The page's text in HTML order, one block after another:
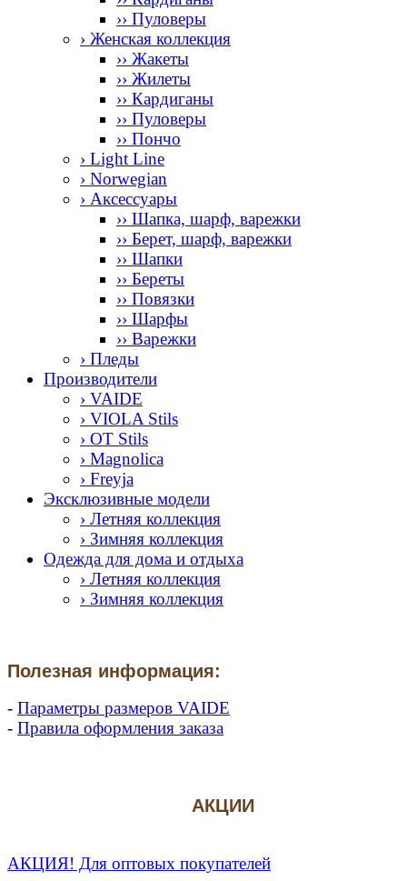
›› Пуловеры
› Женская коллекция
›› Жакеты
›› Жилеты
›› Кардиганы
›› Пуловеры
›› Пончо
› Light Line
› Norwegian
› Аксессуары
›› Шапка, шарф, варежки
›› Берет, шарф, варежки
›› Шапки
›› Береты
›› Повязки
›› Шарфы
›› Варежки
› Пледы
Производители
› VAIDE
› VIOLA Stils
› OT Stils
› Magnolica
› Freyja
Эксклюзивные модели
› Летняя коллекция
› Зимняя коллекция
Одежда для дома и отдыха
› Летняя коллекция
› Зимняя коллекция
Полезная информация:
- Параметры размеров VAIDE
- Правила оформления заказа
АКЦИИ
АКЦИЯ! Для оптовых покупателей